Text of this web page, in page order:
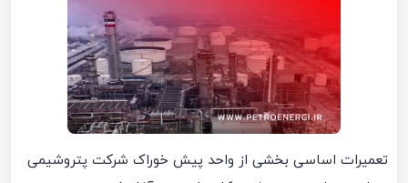
تعمیرات اساسی بخشی از واحد پیش خوراک شرکت پتروشیمی